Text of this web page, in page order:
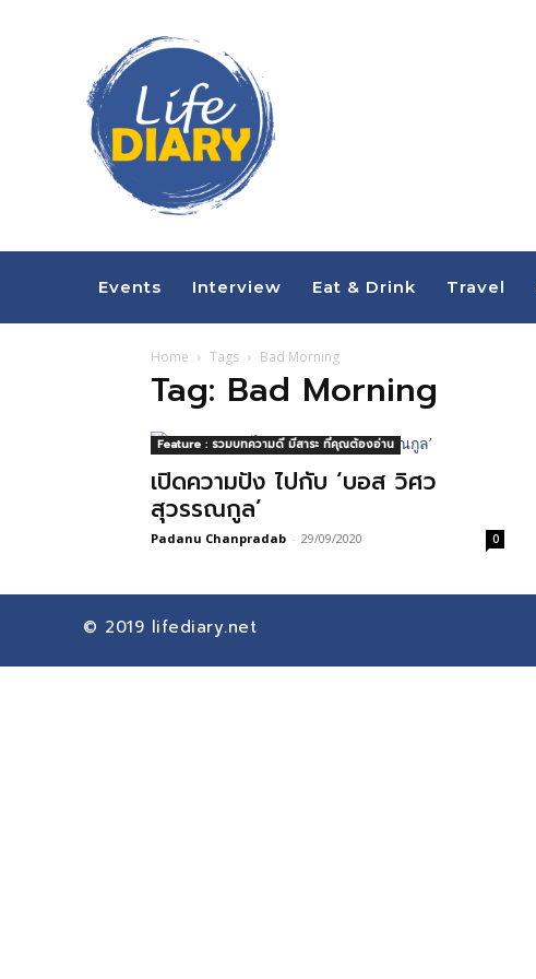
Events Interview Eat & Drink Travel
Home Tags Bad Morning
Tag: Bad Morning
Feature : รวมบทความดี มีสาระ ที่คุณต้องอ่าน
เปิดความปัง ไปกับ ‘บอส วิศว
สุวรรณกูล’
Padanu Chanpradab - 29/09/2020 0
© 2019 lifediary.net